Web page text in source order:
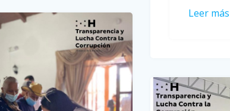
Leer más